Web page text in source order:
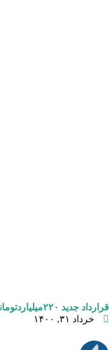
قرارداد جدید ۲۲۰میلیاردتومانی های‌وب با وزارت ارتباطات
خرداد ۳۱, ۱۴۰۰